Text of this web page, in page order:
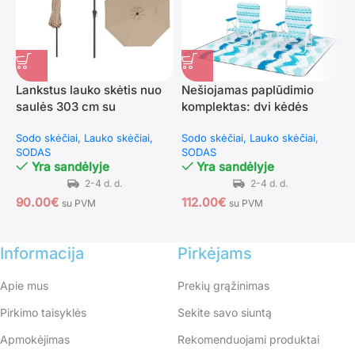
Lankstus lauko skėtis nuo
saulės 303 cm su
Sodo skėčiai Lauko skėčiai
SODAS
Yra sandėlyje
90.00€ su PVM
Nešiojamas paplūdimio
komplektas: dvi kėdės
Sodo skėčiai Lauko skėčiai
SODAS
Yra sandėlyje
112.00€ su PVM
Informacija
Apie mus
Pirkimo taisyklės
Apmokėjimas
Pirkėjams
Prekių grąžinimas
Sekite savo siuntą
Rekomenduojami produktai